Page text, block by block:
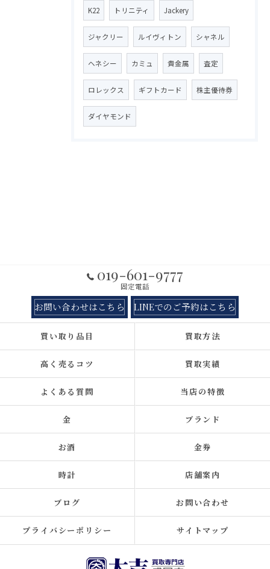
K22 トリニティ Jackery
ジャクリー ルイヴィトン シャネル
ヘネシー カミュ 貴金属 査定
ロレックス ギフトカード 株主優待券
ダイヤモンド
019-601-9777
固定電話
お問い合わせはこちら LINEでのご予約はこちら
買い取り品目 買取方法
高く売るコツ 買取実績
よくある質問 当店の特徴
金 ブランド
お酒 金券
時計 店舗案内
ブログ お問い合わせ
プライバシーポリシー サイトマップ